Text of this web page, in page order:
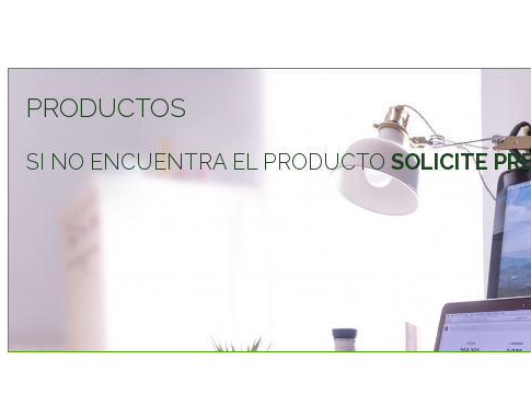
PRODUCTOS
SI NO ENCUENTRA EL PRODUCTO SOLICITE